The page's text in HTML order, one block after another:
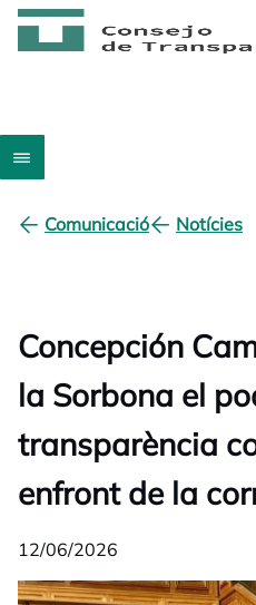
Comunicació Notícies
Concepción
la Sorbona el
transparència
enfront de la
12/06/2026